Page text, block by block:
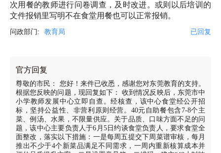
次用餐的教师进行问卷调查，及时改进。或则以后培训的
文件报销里写明不在食堂用餐也可以正常报销。
问政部门: 教育局 已回复
官方回复
尊敬的市民： 您好！来件已收悉，感谢您对东莞教育的支持。
根据您反映的问题，现回复如下： 收到情况反映后，东莞市中
小学教师发展中心立即自查。经核查，该中心食堂经公开招
标，坚持公益性、非营利原则经营。40元自助餐包含7-8个主
菜、例汤、水果，不限量供应。关于品质、口味方面不足的问
题，该中心主要负责人于6月5日约谈食堂负责人，要求食堂全
面整改，落实以下措施：一是每周五提交下周菜谱审核，每月
推出不少于4个新菜品满足不同需求，一周内重新核算成本并